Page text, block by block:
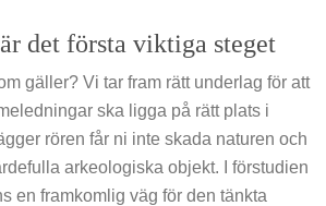
det första viktiga steget
gäller? Vi tar fram rätt underlag för att
ska ligga på rätt plats i
rören får ni inte skada naturen och
arkeologiska objekt. I förstudien
en framkomlig väg för den tänkta